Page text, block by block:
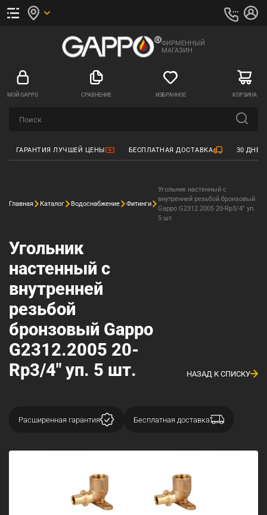
ФИРМЕННЫЙ
МАГАЗИН
МОЙ GAPPO СРАВНЕНИЕ ИЗБРАННОЕ КОРЗИНА
ГАРАНТИЯ ЛУЧШЕЙ ЦЕНЫ БЕСПЛАТНАЯ ДОСТАВКА 30
Главная Каталог Водоснабжение Фитинги
Угольник настенный с
внутренней резьбой бронзовый
Gappo G2312.2005 20-Rp3/4" уп.
5 шт.
Угольник
настенный с
внутренней
резьбой
бронзовый Gappo
G2312.2005 20-
Rp3/4" уп. 5 шт.
НАЗАД К СПИСКУ
Расширенная гарантия Бесплатная доставка